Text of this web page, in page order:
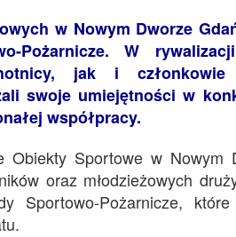
w Nowym Dworze
Pożarnicze. W
jak i członkowie
swoje umiejętności w
współpracy.
Sportowe w Nowym
oraz młodzieżowych
Sportowo-Pożarnicze,